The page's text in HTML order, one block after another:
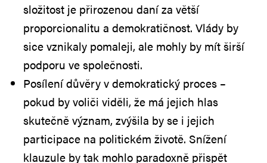
složitost je přirozenou daní za větší
proporcionalitu a demokratičnost. Vlády by
sice vznikaly pomaleji, ale mohly by mít širší
podporu ve společnosti.
Posílení důvěry v demokratický proces –
pokud by voliči viděli, že má jejich hlas
skutečně význam, zvýšila by se i jejich
participace na politickém životě. Snížení
klauzule by tak mohlo paradoxně přispět